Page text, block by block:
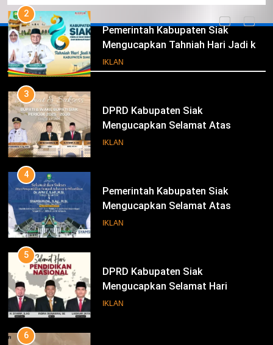
Iklan
2
Pemerintah Kabupaten Siak
Mengucapkan Tahniah Hari Jadi ke-
26 Kabupaten Siak
IKLAN
3
DPRD Kabupaten Siak
Mengucapkan Selamat Atas
Pengambilan Sumpah Jabatan
IKLAN
4
Pemerintah Kabupaten Siak
Mengucapkan Selamat Atas
Pengambilan Sumpah Jabatan
IKLAN
5
DPRD Kabupaten Siak
Mengucapkan Selamat Hari
Pendidikan Nasional
IKLAN
6